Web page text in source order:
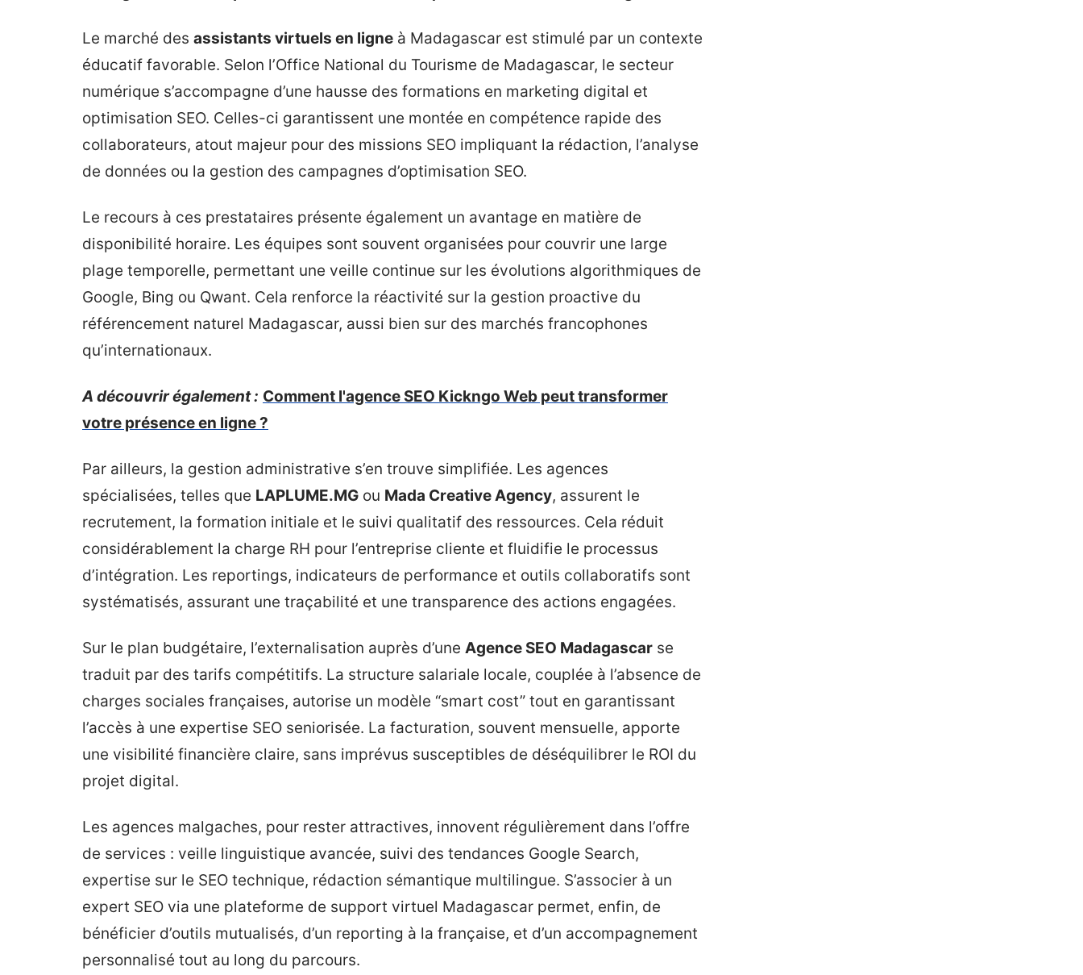
Le marché des assistants virtuels en ligne à Madagascar est stimulé par un contexte
éducatif favorable. Selon l’Office National du Tourisme de Madagascar, le secteur
numérique s’accompagne d’une hausse des formations en marketing digital et
optimisation SEO. Celles-ci garantissent une montée en compétence rapide des
collaborateurs, atout majeur pour des missions SEO impliquant la rédaction, l’analyse
de données ou la gestion des campagnes d’optimisation SEO.
Le recours à ces prestataires présente également un avantage en matière de
disponibilité horaire. Les équipes sont souvent organisées pour couvrir une large
plage temporelle, permettant une veille continue sur les évolutions algorithmiques de
Google, Bing ou Qwant. Cela renforce la réactivité sur la gestion proactive du
référencement naturel Madagascar, aussi bien sur des marchés francophones
qu’internationaux.
A découvrir également : Comment l'agence SEO Kickngo Web peut transformer
votre présence en ligne ?
Par ailleurs, la gestion administrative s’en trouve simplifiée. Les agences
spécialisées, telles que LAPLUME.MG ou Mada Creative Agency, assurent le
recrutement, la formation initiale et le suivi qualitatif des ressources. Cela réduit
considérablement la charge RH pour l’entreprise cliente et fluidifie le processus
d’intégration. Les reportings, indicateurs de performance et outils collaboratifs sont
systématisés, assurant une traçabilité et une transparence des actions engagées.
Sur le plan budgétaire, l’externalisation auprès d’une Agence SEO Madagascar se
traduit par des tarifs compétitifs. La structure salariale locale, couplée à l’absence de
charges sociales françaises, autorise un modèle “smart cost” tout en garantissant
l’accès à une expertise SEO seniorisée. La facturation, souvent mensuelle, apporte
une visibilité financière claire, sans imprévus susceptibles de déséquilibrer le ROI du
projet digital.
Les agences malgaches, pour rester attractives, innovent régulièrement dans l’offre
de services : veille linguistique avancée, suivi des tendances Google Search,
expertise sur le SEO technique, rédaction sémantique multilingue. S’associer à un
expert SEO via une plateforme de support virtuel Madagascar permet, enfin, de
bénéficier d’outils mutualisés, d’un reporting à la française, et d’un accompagnement
personnalisé tout au long du parcours.